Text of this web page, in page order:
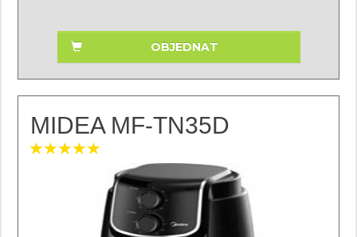
OBJEDNAT
MIDEA MF-TN35D